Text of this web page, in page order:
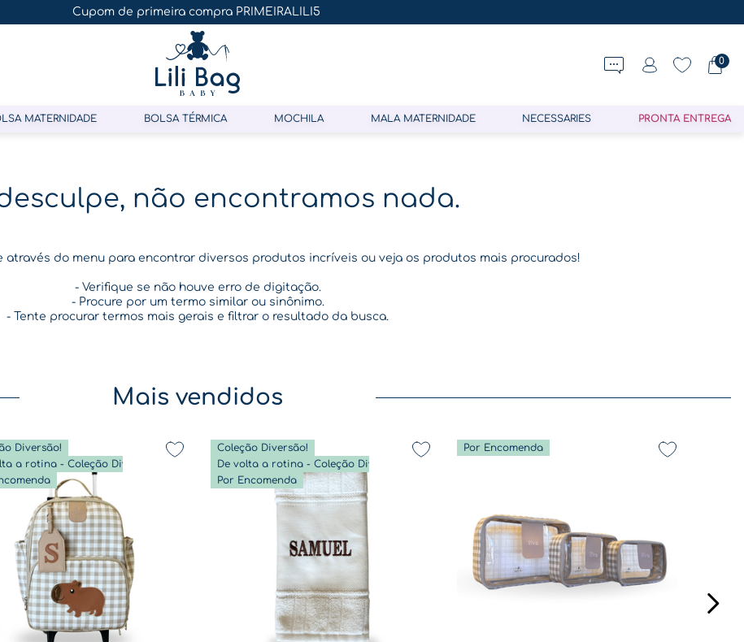
Cupom de primeira compra PRIMEIRALILI5
0
MATERNIDADE BOLSA TÉRMICA MOCHILA MALA MATERNIDADE NECESSARIES PRONTA ENTREGA
não encontramos nada.
através do menu para encontrar diversos produtos incríveis ou veja os produtos mais procurados!
- Verifique se não houve erro de digitação.
- Procure por um termo similar ou sinônimo.
- Tente procurar termos mais gerais e filtrar o resultado da busca.
Mais vendidos
Diversão!
Coleção Diversão!
Por Encomenda
Por Encomenda